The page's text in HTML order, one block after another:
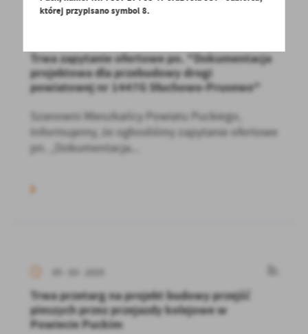
Trwa zapytanie ofertowe pn. "Dokumentacja
projektowa dla przebudowy drogi
powiatowej nr 1447G Słuchowo-Prusewo"
Szanowni Mieszkańcy Powiatu Puckiego,
Informujemy, że ogłosiliśmy zapytanie ofertowe
pn. „Dokumentacja...
Trwa przetarg na projekt budowy przejść
pieszych przez przejazdy kolejowe w
Powiecie Puckim
której przypisano symbol 8.